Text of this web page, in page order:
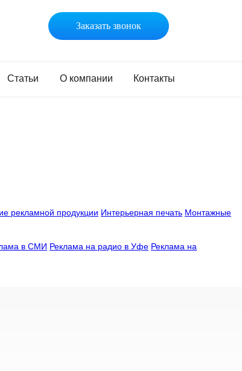
Заказать звонок
Статьи О компании Контакты
рекламной продукции Интерьерная печать Монтажные
в СМИ Реклама на радио в Уфе Реклама на